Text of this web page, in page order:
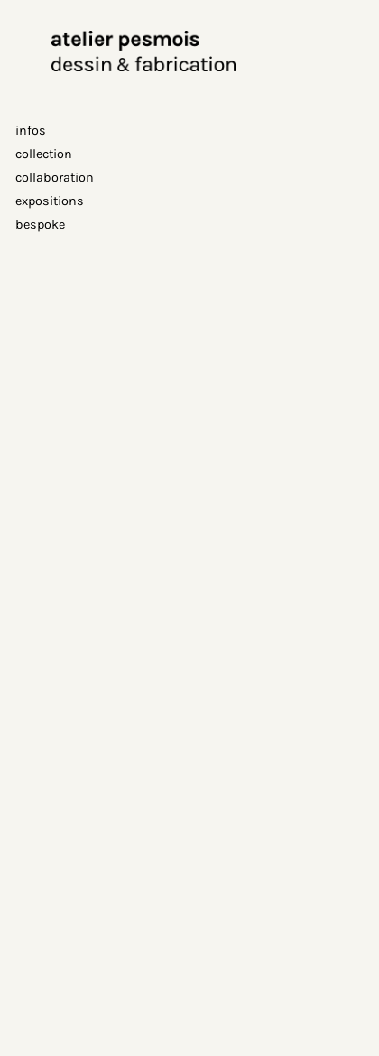
contenu
infos
collection
collaboration
expositions
bespoke